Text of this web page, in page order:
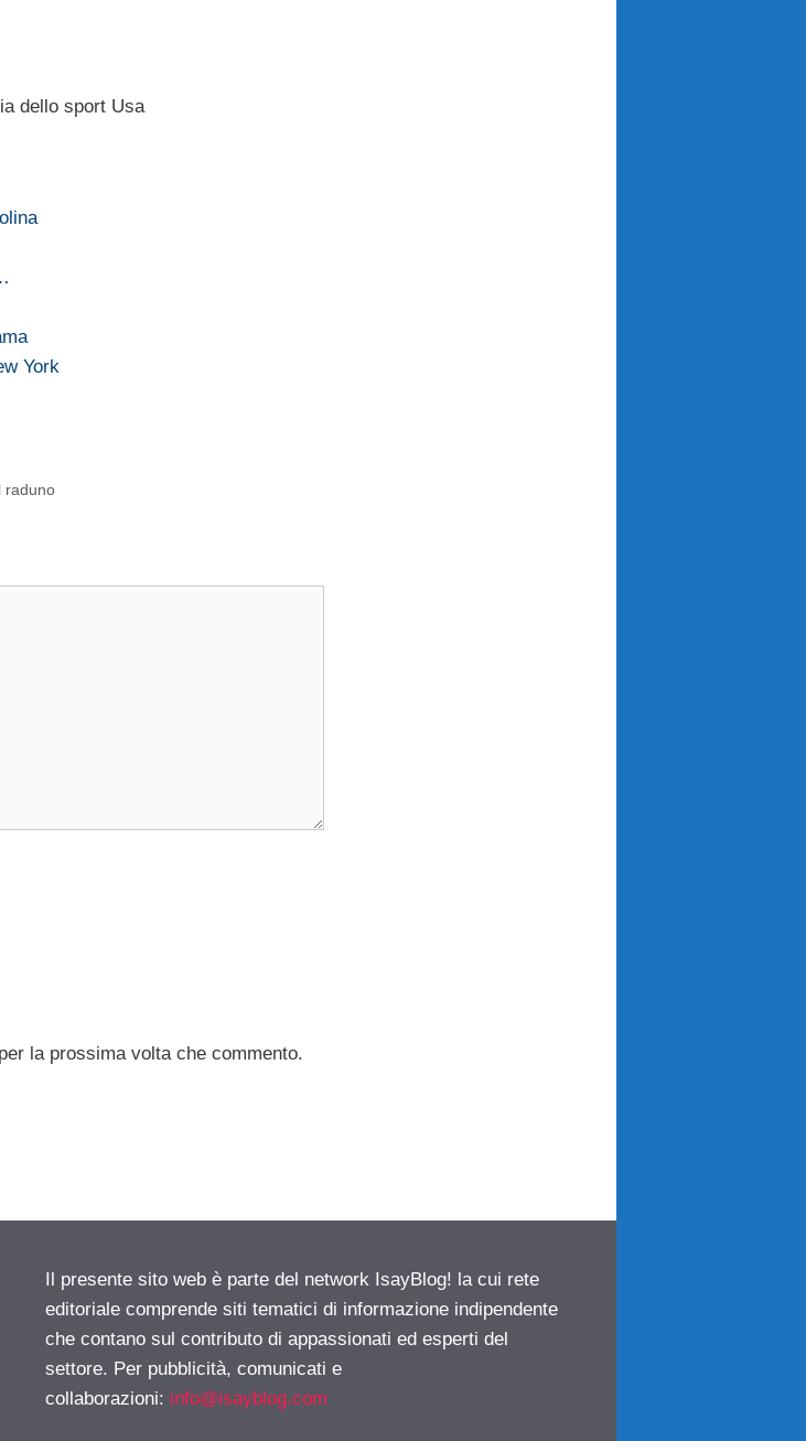
dello sport Usa
York
raduno
la prossima volta che commento.
Il presente sito web è parte del network IsayBlog! la cui rete
editoriale comprende siti tematici di informazione indipendente
che contano sul contributo di appassionati ed esperti del
settore. Per pubblicità, comunicati e
collaborazioni: info@isayblog.com